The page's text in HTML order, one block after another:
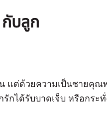
บลูก
แต่ด้วยความเป็นชายคุณ
กได้รับบาดเจ็บ หรือกระทั่